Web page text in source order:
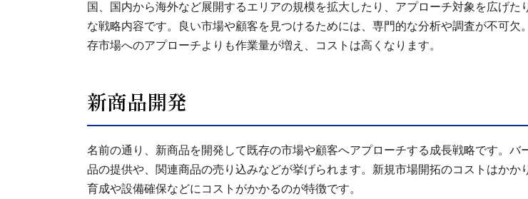
国、国内から海外など展開するエリアの規模を拡大したり、アプローチ対象を広げた
な戦略内容です。良い市場や顧客を見つけるためには、専門的な分析や調査が不可欠
存市場へのアプローチよりも作業量が増え、コストは高くなります。
新商品開発
名前の通り、新商品を開発して既存の市場や顧客へアプローチする成長戦略です。バ
品の提供や、関連商品の売り込みなどが挙げられます。新規市場開拓のコストはかか
育成や設備確保などにコストがかかるのが特徴です。